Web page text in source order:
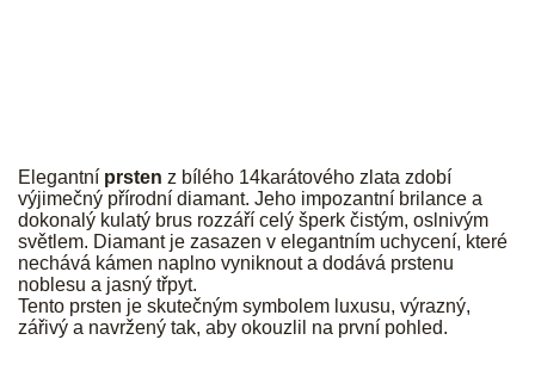
Elegantní prsten z bílého 14karátového zlata zdobí
výjimečný přírodní diamant. Jeho impozantní brilance a
dokonalý kulatý brus rozzáří celý šperk čistým, oslnivým
světlem. Diamant je zasazen v elegantním uchycení, které
nechává kámen naplno vyniknout a dodává prstenu
noblesu a jasný třpyt.
Tento prsten je skutečným symbolem luxusu, výrazný,
zářivý a navržený tak, aby okouzlil na první pohled.